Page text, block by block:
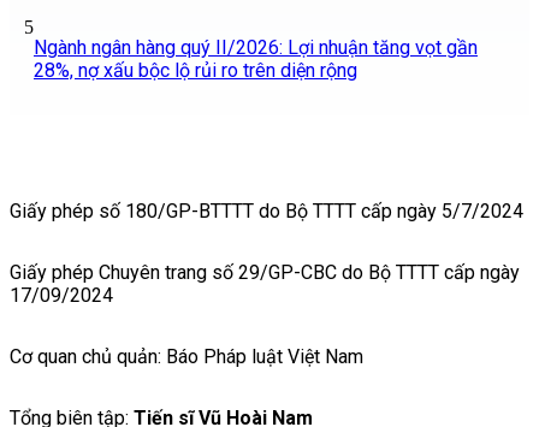
5
Ngành ngân hàng quý II/2026: Lợi nhuận tăng vọt gần
28%, nợ xấu bộc lộ rủi ro trên diện rộng
Giấy phép số 180/GP-BTTTT do Bộ TTTT cấp ngày 5/7/2024
Giấy phép Chuyên trang số 29/GP-CBC do Bộ TTTT cấp ngày
17/09/2024
Cơ quan chủ quản: Báo Pháp luật Việt Nam
Tổng biên tập: Tiến sĩ Vũ Hoài Nam